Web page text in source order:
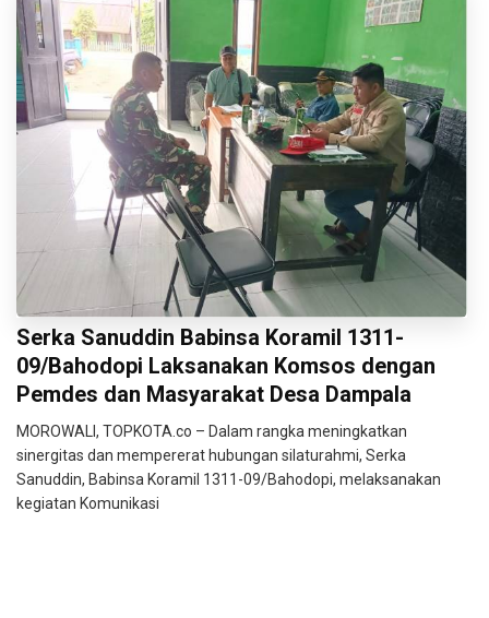
Serka Sanuddin Babinsa Koramil 1311-
09/Bahodopi Laksanakan Komsos dengan
Pemdes dan Masyarakat Desa Dampala
MOROWALI, TOPKOTA.co – Dalam rangka meningkatkan
sinergitas dan mempererat hubungan silaturahmi, Serka
Sanuddin, Babinsa Koramil 1311-09/Bahodopi, melaksanakan
kegiatan Komunikasi